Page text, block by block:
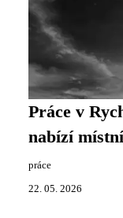
Práce v
nabízí
práce
22. 05. 2026